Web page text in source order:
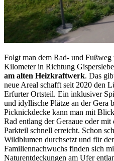
Folgt man dem Rad- und
Kilometer in Richtung
am alten Heizkraftwerk. Das
neue Areal schafft seit 2020 den
Erfurter Ortsteil. Ein inklusiver
und idyllische Plätze an der Gera
Picknickdecke kann man mit
Rad entlang der Geraaue oder
Parkteil schnell erreicht. Schon
Wildblumen durchsetzt und für
Familiennachwuchs finden sich
Naturentdeckungen am Ufer